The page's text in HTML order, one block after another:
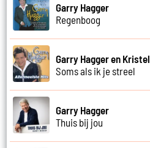
Garry Hagger
Regenboog
Garry Hagger en Kristel
Soms als ik je streel
Garry Hagger
Thuis bij jou